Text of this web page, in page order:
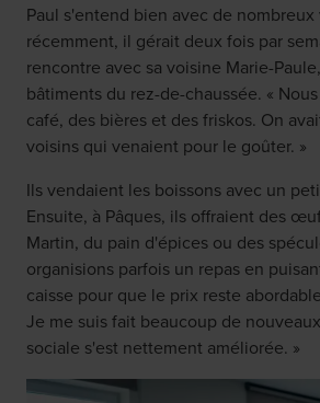
Paul s'entend bien avec de nombreux
récemment, il gérait deux fois par
rencontre avec sa voisine Marie-
bâtiments du rez-de-chaussée. «
café, des bières et des friskos. On
voisins qui venaient pour le goûter. »
Ils vendaient les boissons avec un
Ensuite, à Pâques, ils offraient des
Martin, du pain d'épices ou des
organisions parfois un repas en
caisse pour que le prix reste
Je me suis fait beaucoup de
sociale s'est nettement améliorée. »